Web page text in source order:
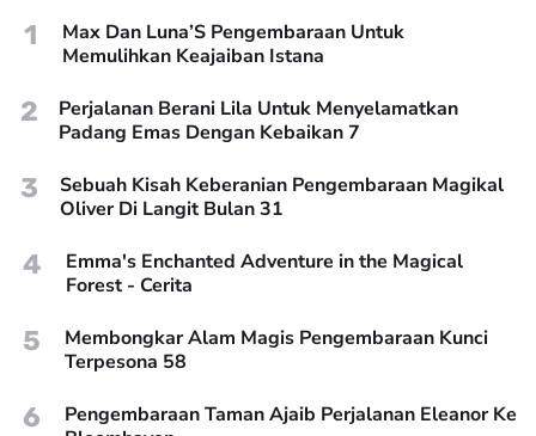
1
Max Dan Luna’S Pengembaraan Untuk
Memulihkan Keajaiban Istana
2
Perjalanan Berani Lila Untuk Menyelamatkan
Padang Emas Dengan Kebaikan 7
3
Sebuah Kisah Keberanian Pengembaraan Magikal
Oliver Di Langit Bulan 31
4
Emma's Enchanted Adventure in the Magical
Forest - Cerita
5
Membongkar Alam Magis Pengembaraan Kunci
Terpesona 58
6
Pengembaraan Taman Ajaib Perjalanan Eleanor Ke